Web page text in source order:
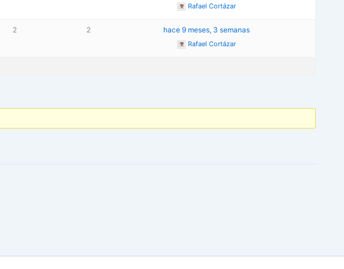
Rafael Cortázar
2 2 hace 9 meses, 3 semanas
Rafael Cortázar